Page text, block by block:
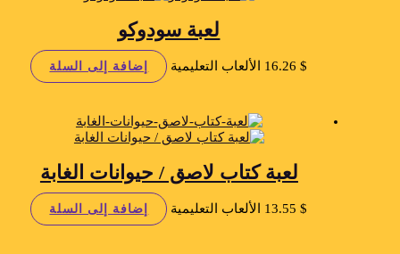
لعبة سودوكو
$
16.26 الألعاب التعليمية إضافة إلى السلة
لعبة كتاب لاصق / حيوانات الغابة
$
13.55 الألعاب التعليمية إضافة إلى السلة